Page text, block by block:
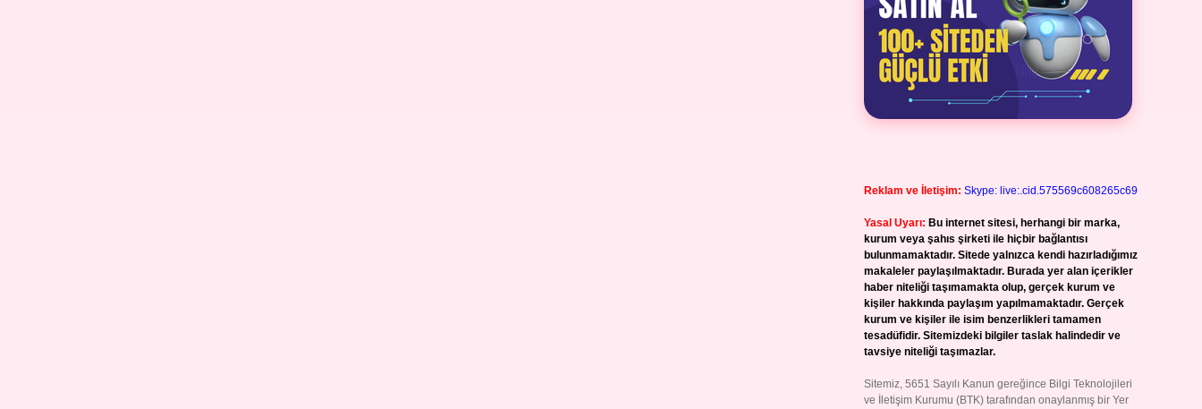
Reklam ve İletişim: Skype: live:.cid.575569c608265c69
Yasal Uyarı: Bu internet sitesi, herhangi bir marka,
kurum veya şahıs şirketi ile hiçbir bağlantısı
bulunmamaktadır. Sitede yalnızca kendi hazırladığımız
makaleler paylaşılmaktadır. Burada yer alan içerikler
haber niteliği taşımamakta olup, gerçek kurum ve
kişiler hakkında paylaşım yapılmamaktadır. Gerçek
kurum ve kişiler ile isim benzerlikleri tamamen
tesadüfidir. Sitemizdeki bilgiler taslak halindedir ve
tavsiye niteliği taşımazlar.
Sitemiz, 5651 Sayılı Kanun gereğince Bilgi Teknolojileri
ve İletişim Kurumu (BTK) tarafından onaylanmış bir Yer